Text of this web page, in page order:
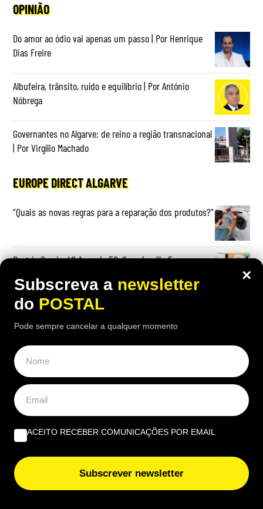
OPINIÃO
Do amor ao ódio vai apenas um passo | Por Henrique
Dias Freire
Albufeira, trânsito, ruído e equilíbrio | Por António
Nóbrega
Governantes no Algarve: de reino a região transnacional
| Por Virgílio Machado
EUROPE DIRECT ALGARVE
“Quais as novas regras para a reparação dos produtos?”
Beatriz Garcia, 40 Anos de ECoCs, a família Ecoc e a
×
Subscreva a newsletter
do POSTAL
Pode sempre cancelar a qualquer momento
ACEITO RECEBER COMUNICAÇÕES POR EMAIL
Subscrever newsletter